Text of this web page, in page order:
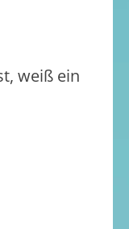
weiß ein